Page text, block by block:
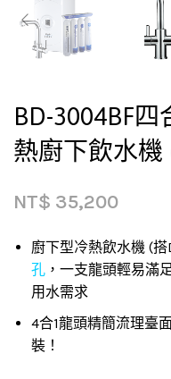
BD-3004BF
熱廚下飲水機
NT$ 35,200
廚下型冷熱飲水機 (搭
孔 ，一支龍頭輕易滿
用水需求
4合1龍頭精簡流理臺
裝！